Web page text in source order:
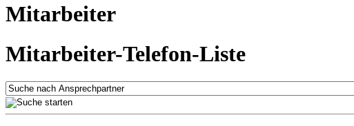
Mitarbeiter
Mitarbeiter-Telefon-Liste